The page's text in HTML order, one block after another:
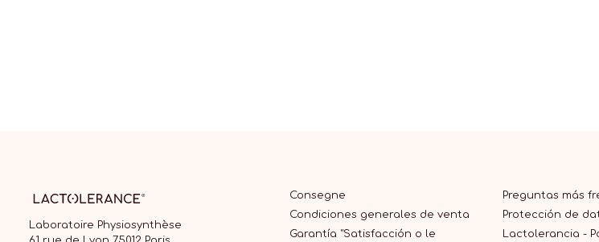
Laboratoire Physiosynthèse
Consegne
Condiciones generales de venta
Garantía "Satisfacción o le
Preguntas más
Protección de
Lactolerancia -